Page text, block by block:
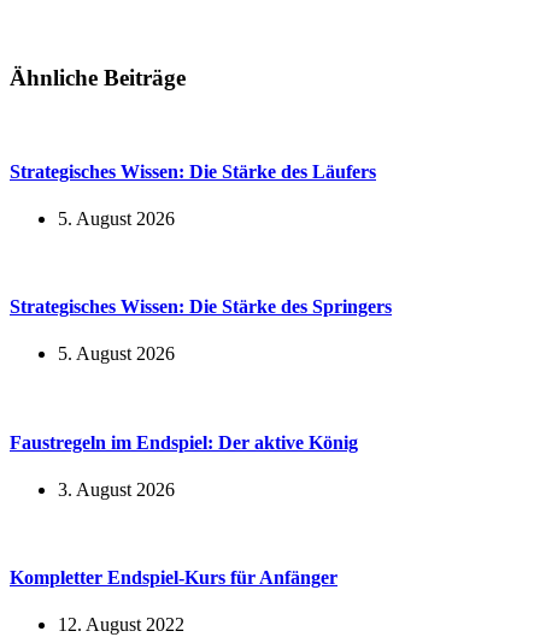
Ähnliche Beiträge
Strategisches Wissen: Die Stärke des Läufers
5. August 2026
Strategisches Wissen: Die Stärke des Springers
5. August 2026
Faustregeln im Endspiel: Der aktive König
3. August 2026
Kompletter Endspiel-Kurs für Anfänger
12. August 2022